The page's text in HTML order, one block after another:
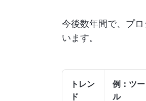
今後数年間で、プ
います。
トレン
ド
例：ツー
ル